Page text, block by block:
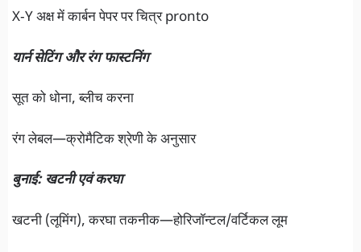
X‑Y अक्ष में कार्बन पेपर पर चित्र pronto
यार्न सेटिंग और रंग फास्टनिंग
सूत को धोना, ब्लीच करना
रंग लेबल—क्रोमैटिक श्रेणी के अनुसार
बुनाई: खटनी एवं करघा
खटनी (लूमिंग), करघा तकनीक—होरिजॉन्टल/वर्टिकल लूम